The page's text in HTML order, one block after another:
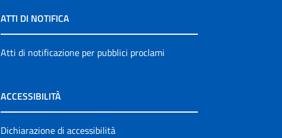
ATTI DI NOTIFICA
Atti di notificazione per pubblici proclami
ACCESSIBILITÀ
Dichiarazione di accessibilità